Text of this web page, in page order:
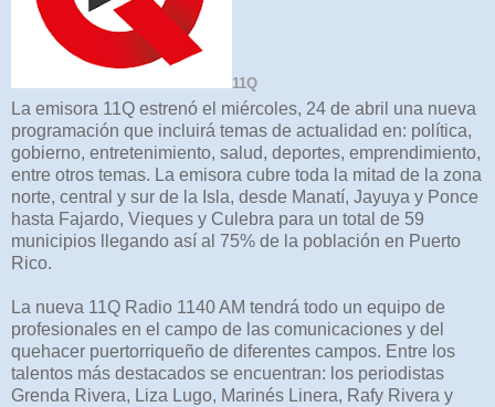
11Q
La emisora 11Q estrenó el miércoles, 24 de abril una nueva
programación que incluirá temas de actualidad en: política,
gobierno, entretenimiento, salud, deportes, emprendimiento,
entre otros temas. La emisora cubre toda la mitad de la zona
norte, central y sur de la Isla, desde Manatí, Jayuya y Ponce
hasta Fajardo, Vieques y Culebra para un total de 59
municipios llegando así al 75% de la población en Puerto
Rico.
La nueva 11Q Radio 1140 AM tendrá todo un equipo de
profesionales en el campo de las comunicaciones y del
quehacer puertorriqueño de diferentes campos. Entre los
talentos más destacados se encuentran: los periodistas
Grenda Rivera, Liza Lugo, Marinés Linera, Rafy Rivera y